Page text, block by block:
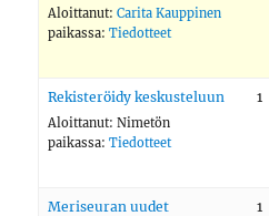
Aloittanut:Carita Kauppinen
paikassa:Tiedotteet
Rekisteröidy keskusteluun
Aloittanut:Nimetön
paikassa:Tiedotteet
1
Meriseuran uudet
1